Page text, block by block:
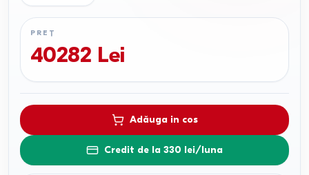
PREȚ
40282 Lei
Adăuga in cos
Credit de la 330 lei/luna